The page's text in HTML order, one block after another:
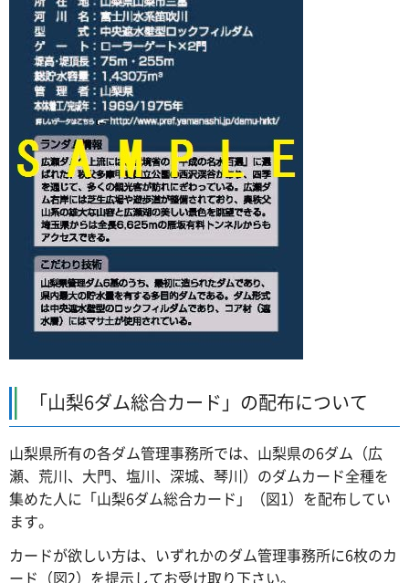
「山梨6ダム総合カード」の配布について
山梨県所有の各ダム管理事務所では、山梨県の6ダム（広
瀬、荒川、大門、塩川、深城、琴川）のダムカード全種を
集めた人に「山梨6ダム総合カード」（図1）を配布してい
ます。
カードが欲しい方は、いずれかのダム管理事務所に6枚のカ
ード（図2）を提示してお受け取り下さい。